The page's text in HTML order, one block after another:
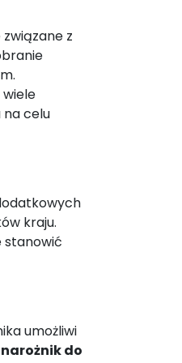
z
celu
kraju.
stanowić
umożliwi
narożnik do